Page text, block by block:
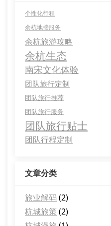
个性化行程
余杭地接服务
余杭旅游攻略
余杭生态
南宋文化体验
团队旅行定制
团队旅行推荐
团队旅行服务
团队旅行贴士
团队行程定制
文章分类
旅业解码 (2)
杭城旅策 (2)